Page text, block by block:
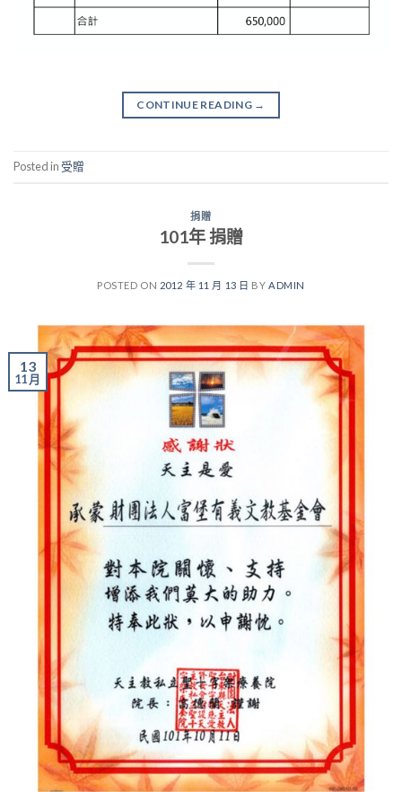
CONTINUE READING →
Posted in 受贈
捐贈
101年 捐贈
POSTED ON 2012 年 11 月 13 日 BY ADMIN
13
11 月